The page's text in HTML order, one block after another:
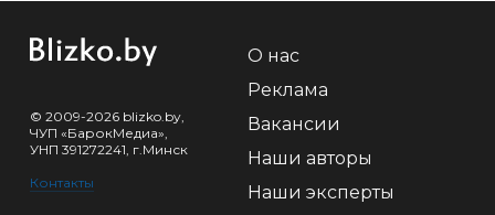
© 2009-2026 blizko.by,
ЧУП «БарокМедиа»,
УНП 391272241, г.Минск
Контакты
О нас
Реклама
Вакансии
Наши авторы
Наши эксперты